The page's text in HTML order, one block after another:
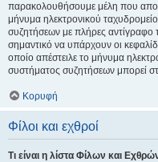
παρακολουθήσουμε μέλη που
μήνυμα ηλεκτρονικού
συζητήσεων με πλήρες αντίγραφο
σημαντικό να υπάρχουν οι
οποίο απέστειλε το μήνυμα
συστήματος συζητήσεων μπορεί
Κορυφή
Φίλοι και εχθροί
Τι είναι η λίστα Φίλων και